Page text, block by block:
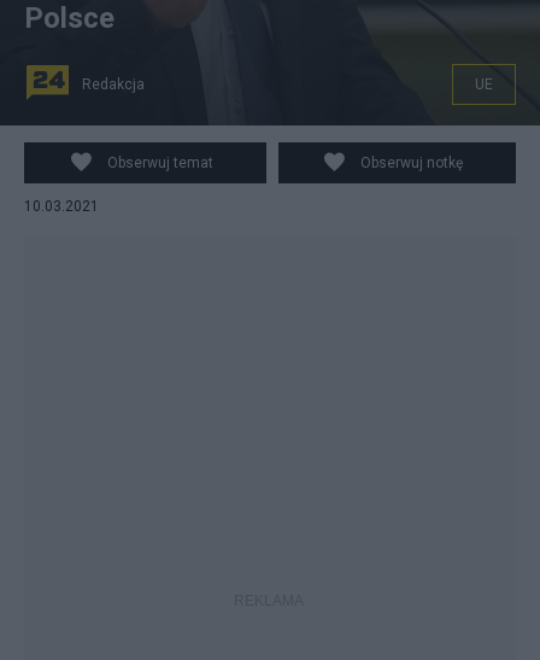
Prof. Ryszard Legutko: wrogów lewicy jest dziś
znacznie więcej niż za komuny. Fot. PAP
Polsce
Redakcja UE
Obserwuj temat Obserwuj notkę
10.03.2021